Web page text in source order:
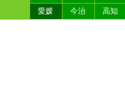
愛媛
今治 高知